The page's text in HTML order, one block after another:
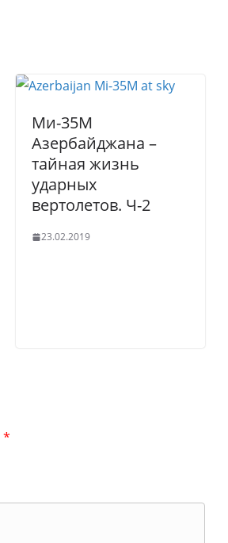
Ми-35М
Азербайджана –
тайная жизнь
ударных
вертолетов. Ч-2
23.02.2019
*